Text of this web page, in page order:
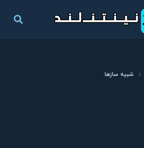
شبیه ساز‌ها